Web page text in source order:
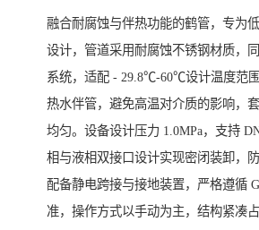
融合耐腐蚀与伴热功能的鹤管，专为
设计，管道采用耐腐蚀不锈钢材质，
系统，适配 - 29.8℃-60℃设计温度范
热水伴管，避免高温对介质的影响，
均匀。设备设计压力 1.0MPa，支持
相与液相双接口设计实现密闭装卸，防
配备静电跨接与接地装置，严格遵循
准，操作方式以手动为主，结构紧凑